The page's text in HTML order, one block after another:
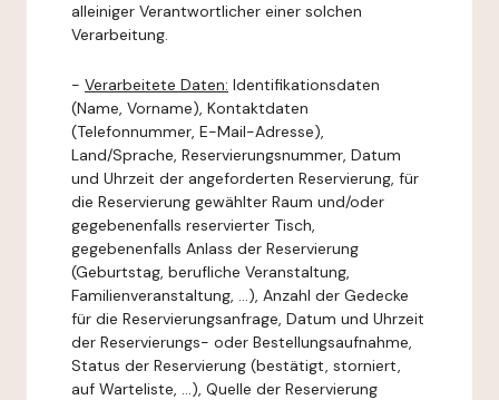
alleiniger Verantwortlicher einer solchen
Verarbeitung.
- Verarbeitete Daten: Identifikationsdaten
(Name, Vorname), Kontaktdaten
(Telefonnummer, E-Mail-Adresse),
Land/Sprache, Reservierungsnummer, Datum
und Uhrzeit der angeforderten Reservierung, für
die Reservierung gewählter Raum und/oder
gegebenenfalls reservierter Tisch,
gegebenenfalls Anlass der Reservierung
(Geburtstag, berufliche Veranstaltung,
Familienveranstaltung, ...), Anzahl der Gedecke
für die Reservierungsanfrage, Datum und Uhrzeit
der Reservierungs- oder Bestellungsaufnahme,
Status der Reservierung (bestätigt, storniert,
auf Warteliste, ...), Quelle der Reservierung